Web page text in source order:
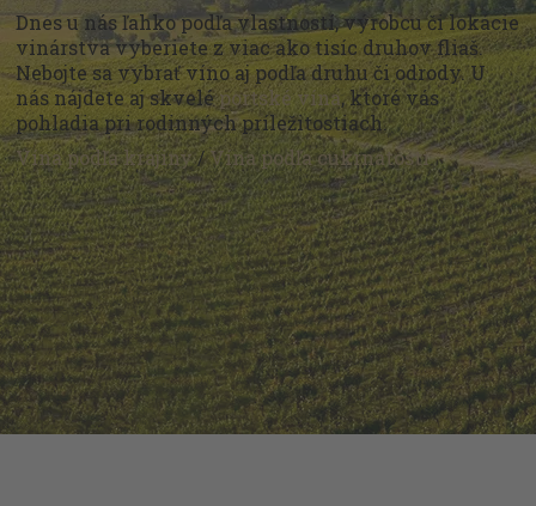
Dnes u nás ľahko podľa vlastností, výrobcu či lokácie
vinárstva vyberiete z viac ako tisíc druhov fliaš.
Nebojte sa vybrať víno aj podľa druhu či odrody. U
nás nájdete aj skveléportské vína, ktoré vás
pohladia pri rodinných príležitostiach.
Vína podľa krajiny/Vína podľa cukrnatosti